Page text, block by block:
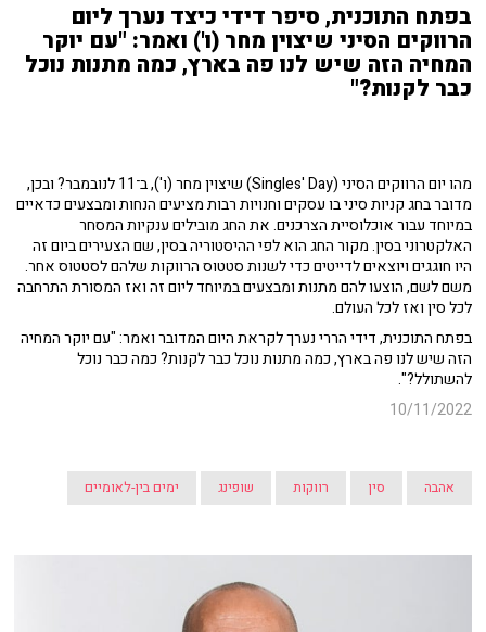
בפתח התוכנית, סיפר דידי כיצד נערך ליום
הרווקים הסיני שיצוין מחר (ו') ואמר: "עם יוקר
המחיה הזה שיש לנו פה בארץ, כמה מתנות נוכל
כבר לקנות?"
מהו יום הרווקים הסיני (Singles' Day) שיצוין מחר (ו'), ב־11 לנובמבר? ובכן,
מדובר בחג קניות סיני בו עסקים וחנויות רבות מציעים הנחות ומבצעים כדאיים
במיוחד עבור אוכלוסיית הצרכנים. את החג מובילים ענקיות המסחר
האלקטרוני בסין. מקור החג הוא לפי ההיסטוריה בסין, שם הצעירים ביום זה
היו חוגגים ויוצאים לדייטים כדי לשנות סטטוס הרווקות שלהם לסטטוס אחר.
משם לשם, הוצעו להם מתנות ומבצעים במיוחד ליום זה ואז המסורת התרחבה
לכל סין ואז לכל העולם.
בפתח התוכנית, דידי הררי נערך לקראת היום המדובר ואמר: "עם יוקר המחיה
הזה שיש לנו פה בארץ, כמה מתנות נוכל כבר לקנות? כמה כבר נוכל
להשתולל?".
10/11/2022
אהבה סין רווקות שופינג ימים בין-לאומיים